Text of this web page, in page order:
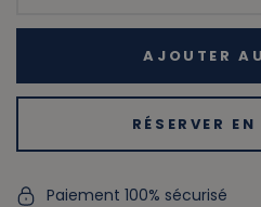
AJOUTER
RÉSERVER
Paiement 100% sécurisé